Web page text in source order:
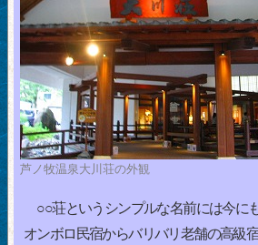
芦ノ牧温泉大川荘の外観
○○荘というシンプルな名前には今に
オンボロ民宿からバリバリ老舗の高級